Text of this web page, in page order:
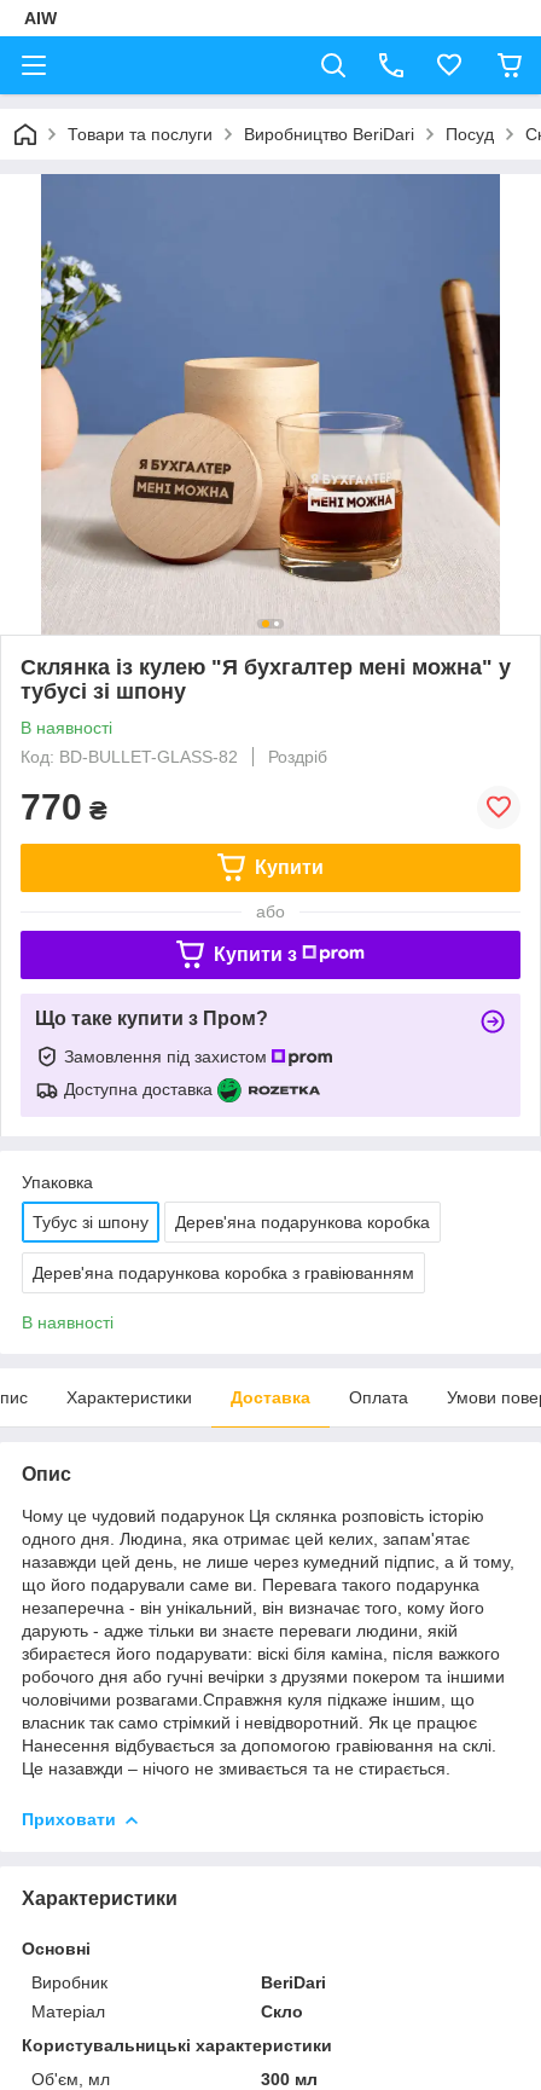
AIW
Товари та послуги Виробництво BeriDari Посуд
Склянка із кулею "Я бухгалтер мені можна" у
тубусі зі шпону
В наявності
Код: BD-BULLET-GLASS-82
Роздріб
770 ₴
Купити
або
Купити з
Що таке купити з Пром?
Замовлення під захистом
Доступна доставка
Упаковка
Тубус зі шпону Дерев'яна подарункова коробка
Дерев'яна подарункова коробка з гравіюванням
В наявності
Характеристики Доставка Оплата Умови
Опис
Чому це чудовий подарунок Ця склянка розповість історію
одного дня. Людина, яка отримає цей келих, запам'ятає
назавжди цей день, не лише через кумедний підпис, а й тому,
що його подарували саме ви. Перевага такого подарунка
незаперечна - він унікальний, він визначає того, кому його
дарують - адже тільки ви знаєте переваги людини, якій
збираєтеся його подарувати: віскі біля каміна, після важкого
робочого дня або гучні вечірки з друзями покером та іншими
чоловічими розвагами.Справжня куля підкаже іншим, що
власник так само стрімкий і невідворотний. Як це працює
Нанесення відбувається за допомогою гравіювання на склі.
Це назавжди – нічого не змивається та не стирається.
Приховати
Характеристики
Основні
Виробник
BeriDari
Матеріал
Скло
Користувальницькі характеристики
Об'єм, мл
300 мл